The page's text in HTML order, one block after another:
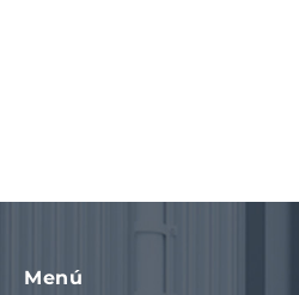
Menú